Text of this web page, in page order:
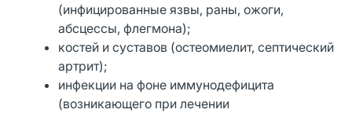
(инфицированные язвы, раны, ожоги,
абсцессы, флегмона);
костей и суставов (остеомиелит, септический
артрит);
инфекции на фоне иммунодефицита
(возникающего при лечении